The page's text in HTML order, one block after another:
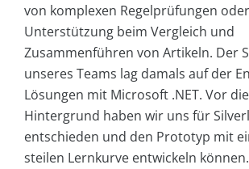
von komplexen Regelprüfungen
Unterstützung beim Vergleich und
Zusammenführen von Artikeln. Der
unseres Teams lag damals auf der
Lösungen mit Microsoft .NET. Vor
Hintergrund haben wir uns für
entschieden und den Prototyp mit
steilen Lernkurve entwickeln können.